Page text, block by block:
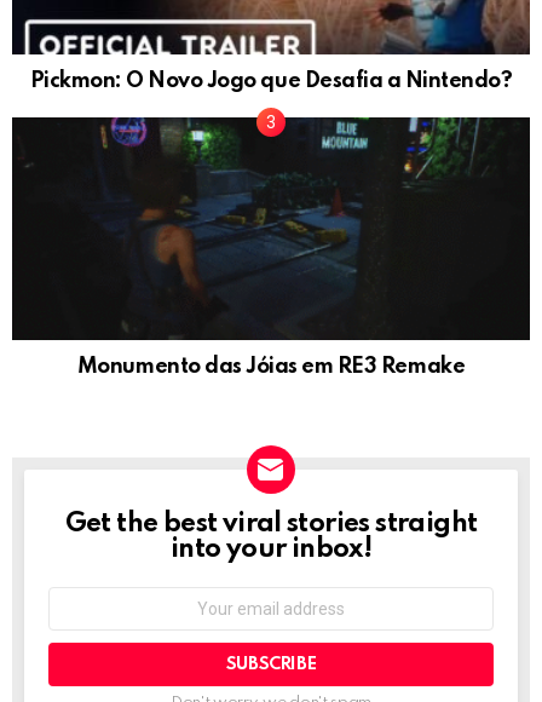
Pickmon: O Novo Jogo que Desafia a Nintendo?
Monumento das Jóias em RE3 Remake
NEWSLETTER
Get the best viral stories straight
into your inbox!